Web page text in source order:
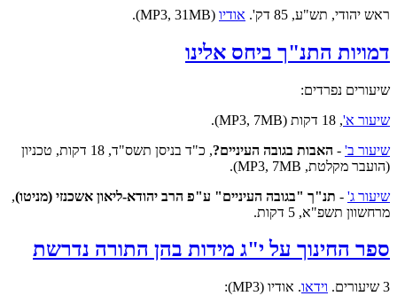
ראש יהודי, תש"ע, 85 דק'. אודיו (MP3, 31MB).
דמויות התנ"ך ביחס אלינו
שיעורים נפרדים:
שיעור א', 18 דקות (MP3, 7MB).
שיעור ב' - האבות בגובה העיניים?
, כ"ד בניסן תשס"ד, 18 דקות, טכניון
(הועבר מקלטת, MP3, 7MB).
שיעור ג' - תנ"ך "בגובה העיניים" ע"פ הרב יהודא-ליאון אשכנזי (מניטו),
מרחשוון תשפ"א, 5 דקות.
ספר החינוך על י"ג מידות בהן התורה נדרשת
3 שיעורים. וידאו. אודיו (MP3):